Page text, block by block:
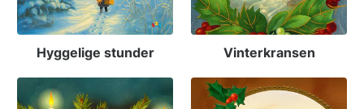
Hyggelige stunder Vinterkransen